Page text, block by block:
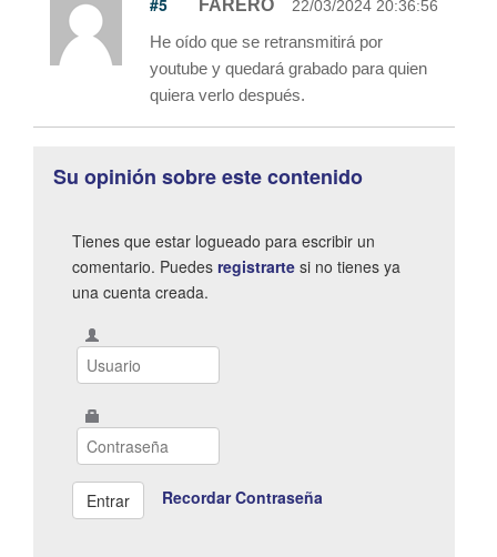
FARERO 22/03/2024 20:36:56
He oído que se retransmitirá por
youtube y quedará grabado para quien
quiera verlo después.
Su opinión sobre este contenido
Tienes que estar logueado para escribir un
comentario. Puedes registrarte si no tienes ya
una cuenta creada.
Recordar Contraseña